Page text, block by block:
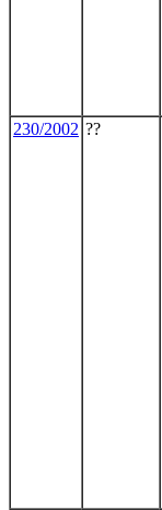
230/2002 ??